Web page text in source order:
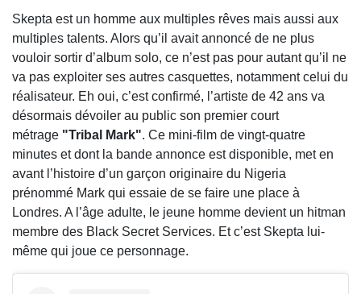
Skepta est un homme aux multiples rêves mais aussi aux
multiples talents. Alors qu’il avait annoncé de ne plus
vouloir sortir d’album solo, ce n’est pas pour autant qu’il ne
va pas exploiter ses autres casquettes, notamment celui du
réalisateur. Eh oui, c’est confirmé, l’artiste de 42 ans va
désormais dévoiler au public son premier court
métrage "Tribal Mark". Ce mini-film de vingt-quatre
minutes et dont la bande annonce est disponible, met en
avant l’histoire d’un garçon originaire du Nigeria
prénommé Mark qui essaie de se faire une place à
Londres. A l’âge adulte, le jeune homme devient un hitman
membre des Black Secret Services. Et c’est Skepta lui-
même qui joue ce personnage.